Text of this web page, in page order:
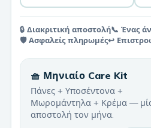
🔒 Διακριτική αποστολή📞 Ένας
🛡️ Ασφαλείς πληρωμές↩️
🧺 Μηνιαίο Care Kit
Πάνες + Υποσέντονα +
Μωρομάντηλα + Κρέμα —
αποστολή τον μήνα.